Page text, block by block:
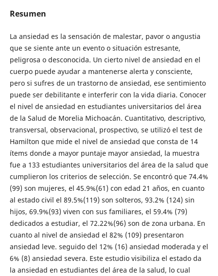
Resumen
La ansiedad es la sensación de malestar, pavor o angustia
que se siente ante un evento o situación estresante,
peligrosa o desconocida. Un cierto nivel de ansiedad en el
cuerpo puede ayudar a mantenerse alerta y consciente,
pero si sufres de un trastorno de ansiedad, ese sentimiento
puede ser debilitante e interferir con la vida diaria. Conocer
el nivel de ansiedad en estudiantes universitarios del área
de la Salud de Morelia Michoacán. Cuantitativo, descriptivo,
transversal, observacional, prospectivo, se utilizó el test de
Hamilton que mide el nivel de ansiedad que consta de 14
ítems donde a mayor puntaje mayor ansiedad, la muestra
fue a 133 estudiantes universitarios del área de la salud que
cumplieron los criterios de selección. Se encontró que 74.4%
(99) son mujeres, el 45.9%(61) con edad 21 años, en cuanto
al estado civil el 89.5%(119) son solteros, 93.2% (124) sin
hijos, 69.9%(93) viven con sus familiares, el 59.4% (79)
dedicados a estudiar, el 72.22%(96) son de zona urbana. En
cuanto al nivel de ansiedad el 82% (109) presentaron
ansiedad leve. seguido del 12% (16) ansiedad moderada y el
6% (8) ansiedad severa. Este estudio visibiliza el estado da
la ansiedad en estudiantes del área de la salud, lo cual